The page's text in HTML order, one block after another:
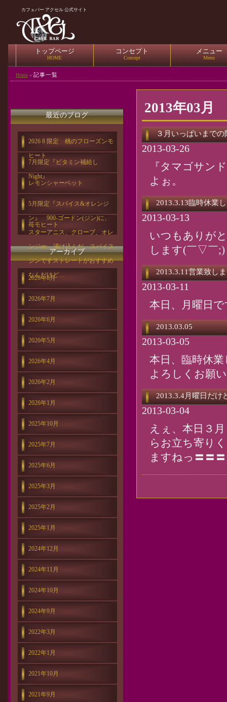
カフェバー アクセル 公式サイト
トップページ
HOME
コンセプト
Concept
メニュー
Menu
Home » 記事一覧
2013年03月
３月いっぱいまでの
2013-03-26
『タマゴサン
よぉ。
2013.3.13臨時休業
2013-03-13
いつもありが
します(￣▽￣;)
2013.3.11営業致し
2013-03-11
本日、月曜日
2013.03.05
2013-03-05
本日、臨時休
よろしくお願
2013.3.4月曜日だけ
2013-03-04
えぇ、本日３
らお立ち寄り
ますねっ〓〓
最近のブログ
2026 8 限定 桃のフローズンモ
ヒート
7月限定『ビタミン補給し
Night』
レモンシャーベット
5月限定『スパイス&オレンジ
ン』 900-ゴードン(ジン)に、
スターアニス、クローブ、オレ
ンジetc…漬け込んだ、スパイス
ジンですストレートがおすすめ
なんだけど…
苺モヒート
アーカイブ
2026年8月
2026年7月
2026年6月
2026年5月
2026年4月
2026年2月
2026年1月
2025年10月
2025年7月
2025年6月
2025年3月
2025年2月
2025年1月
2024年12月
2024年11月
2024年10月
2024年9月
2022年3月
2022年1月
2021年10月
2021年9月